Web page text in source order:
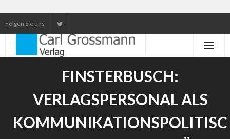
Folgen Sie uns
Unser Service
Our services
FINSTERBUSCH:
VERLAGSPERSONAL ALS
KOMMUNIKATIONSPOLITISC